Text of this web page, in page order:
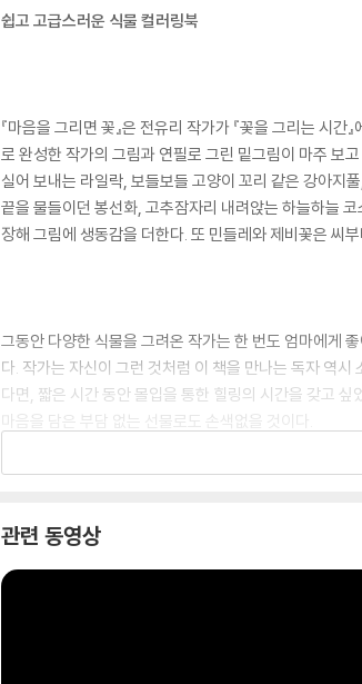
쉽고 고급스러운 식물 컬러링북
『마음을 그리면 꽃』은 전유리 작가가 『꽃을 그리는 시
로 완성한 작가의 그림과 연필로 그린 밑그림이 마주 보
실어 보내는 라일락, 보들보들 고양이 꼬리 같은 강아지
끝을 물들이던 봉선화, 고추잠자리 내려앉는 하늘하늘
장해 그림에 생동감을 더한다. 또 민들레와 제비꽃은 씨
그동안 다양한 식물을 그려온 작가는 한 번도 엄마에게
다. 작가는 자신이 그런 것처럼 이 책을 만나는 독자 역
다면, 짧은 시간 동안 몰입을 통한 힐링의 시간을 갖고 싶
마음을 담은 부담 없는 선물로도 손색없을 것이다.
관련 동영상